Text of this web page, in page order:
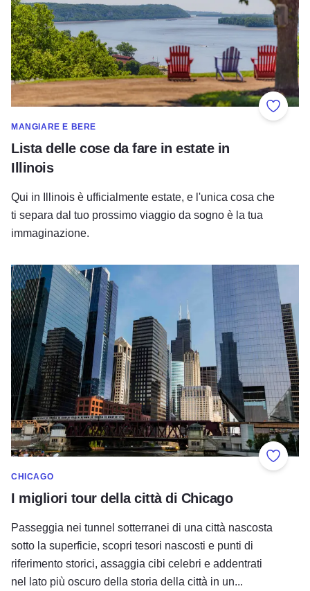
MANGIARE E BERE
Lista delle cose da fare in estate in
Illinois
Qui in Illinois è ufficialmente estate, e l'unica cosa che
ti separa dal tuo prossimo viaggio da sogno è la tua
immaginazione.
CHICAGO
I migliori tour della città di Chicago
Passeggia nei tunnel sotterranei di una città nascosta
sotto la superficie, scopri tesori nascosti e punti di
riferimento storici, assaggia cibi celebri e addentrati
nel lato più oscuro della storia della città in un...
I migliori tour della città di Chicago